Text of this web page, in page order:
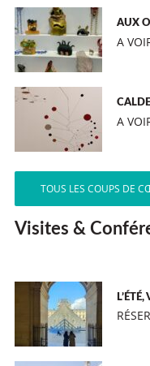
AUX
A
A
TOUS LES COUPS DE
Visites &